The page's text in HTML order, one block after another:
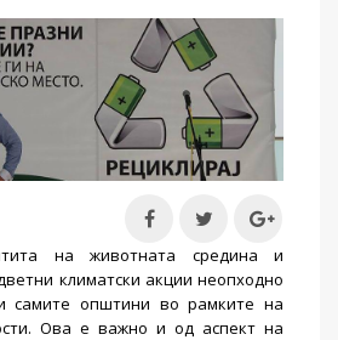
на животната средина и
климатски акции неопходно
самите општини во рамките на
Ова е важно и од аспект на